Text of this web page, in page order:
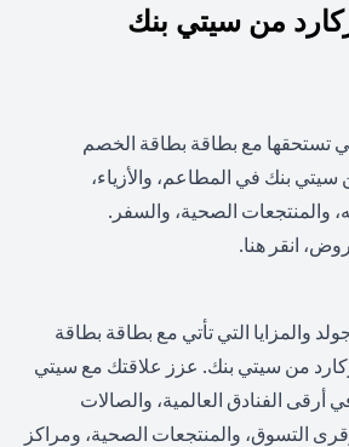
من سيتي بنك
تستحقها مع بطاقة بطاقة الخصم
بنك في المطاعم، والأزياء،
والمنتجعات الصحية، والسفر.
انقر هنا.
والمزايا التي تأتي مع بطاقة بطاقة
من سيتي بنك. عزز علاقتك مع سيتي
أرقى الفنادق العالمية، والصالات
التسوق، والمنتجعات الصحية، ومراكز